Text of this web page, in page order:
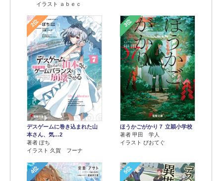
イラスト ａｂｅｃ
2位
デスゲームに巻き込まれた山
本さん、気…2
著者 ぽち
イラスト 久賀 フーナ
3位
ほうかごがかり７ 立穎小学校
著者 甲田 学人
イラスト ぴおてぐ
4位 5位